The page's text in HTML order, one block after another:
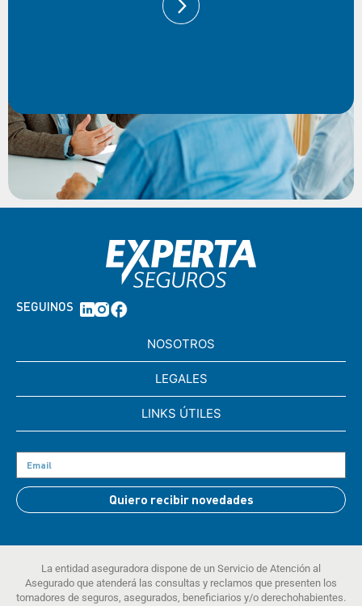
SEGUINOS
NOSOTROS
LEGALES
LINKS ÚTILES
Quiero recibir novedades
La entidad aseguradora dispone de un Servicio de Atención al
Asegurado que atenderá las consultas y reclamos que presenten los
tomadores de seguros, asegurados, beneficiarios y/o derechohabientes.